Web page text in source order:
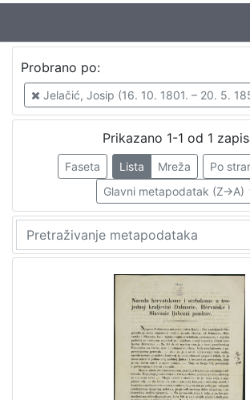
Probrano po:
Jelačić, Josip (16. 10. 1801. – 20. 5.
Prikazano 1-1 od 1
Faseta Lista Mreža
Po
Glavni metapodatak (Z->A)